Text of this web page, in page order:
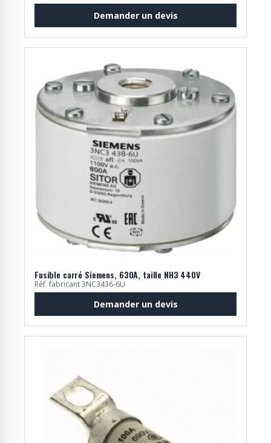
Demander un devis
Fusible carré Siemens, 630A, taille NH3 440V
Réf. fabricant 3NC3436-6U
Demander un devis